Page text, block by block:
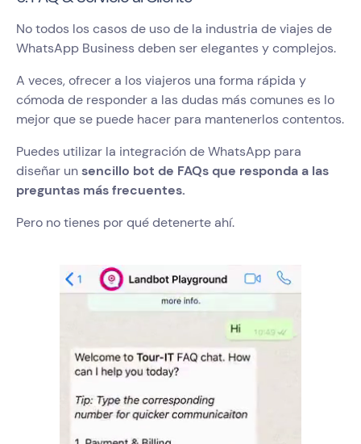
No todos los casos de uso de la industria de viajes de
WhatsApp Business deben ser elegantes y complejos.
A veces, ofrecer a los viajeros una forma rápida y
cómoda de responder a las dudas más comunes es lo
mejor que se puede hacer para mantenerlos contentos.
Puedes utilizar la integración de WhatsApp para
diseñar unsencillo bot de FAQs que responda a las
preguntas más frecuentes.
Pero no tienes por qué detenerte ahí.